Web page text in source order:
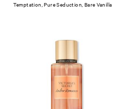
Temptation, Pure Seduction, Bare Vanilla